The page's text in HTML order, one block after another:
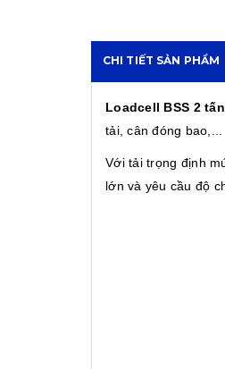
CHI TIẾT SẢN PHẨM
Loadcell BSS 2 tấn
tải, cân đóng bao,...
Với tải trọng định
lớn và yêu cầu độ